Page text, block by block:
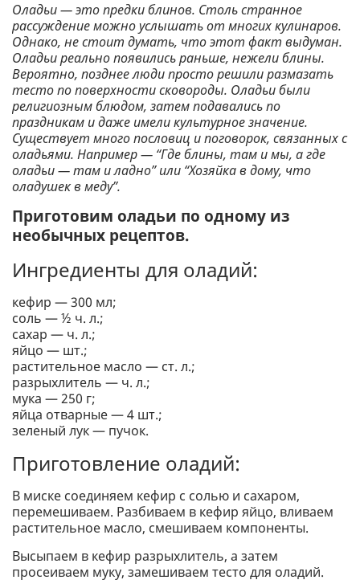
Оладьи — это предки блинов. Столь странное
рассуждение можно услышать от многих кулинаров.
Однако, не стоит думать, что этот факт выдуман.
Оладьи реально появились раньше, нежели блины.
Вероятно, позднее люди просто решили размазать
тесто по поверхности сковороды. Оладьи были
религиозным блюдом, затем подавались по
праздникам и даже имели культурное значение.
Существует много пословиц и поговорок, связанных с
оладьями. Например — “Где блины, там и мы, а где
оладьи — там и ладно” или “Хозяйка в дому, что
оладушек в меду”.
Приготовим оладьи по одному из
необычных рецептов.
Ингредиенты для оладий:
кефир — 300 мл;
соль — ½ ч. л.;
сахар — ч. л.;
яйцо — шт.;
растительное масло — ст. л.;
разрыхлитель — ч. л.;
мука — 250 г;
яйца отварные — 4 шт.;
зеленый лук — пучок.
Приготовление оладий:
В миске соединяем кефир с солью и сахаром,
перемешиваем. Разбиваем в кефир яйцо, вливаем
растительное масло, смешиваем компоненты.
Высыпаем в кефир разрыхлитель, а затем
просеиваем муку, замешиваем тесто для оладий.